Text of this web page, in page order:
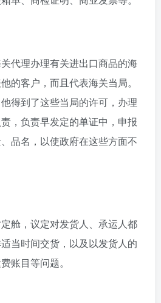
代理办理有关进出口商品的海
的客户，而且代表海关当局。
得到了这些当局的许可，办理
，负责早发定的单证中，申报
品名，以使政府在这些方面不
舱，议定对发货人、承运人都
当时间交货，以及以发货人的
账目等问题。